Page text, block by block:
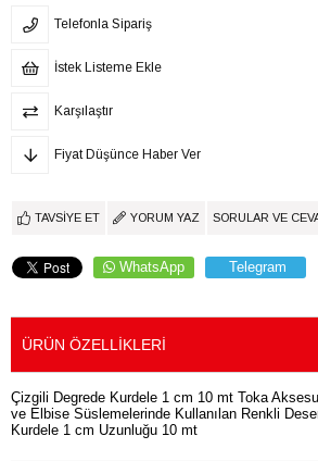
Telefonla Sipariş
İstek Listeme Ekle
Karşılaştır
Fiyat Düşünce Haber Ver
TAVSIYE ET YORUM YAZ SORULAR VE
WhatsApp Telegram
ÜRÜN ÖZELLIKLERI
Çizgili Degrede Kurdele 1 cm 10 mt Toka
ve Elbise Süslemelerinde Kullanılan Renkli
Kurdele 1 cm Uzunluğu 10 mt